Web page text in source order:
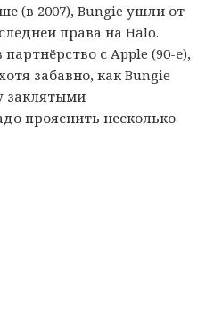
(в 2007), Bungie ушли от
права на Halo.
с Apple (90-е),
забавно, как Bungie
заклятыми
прояснить несколько